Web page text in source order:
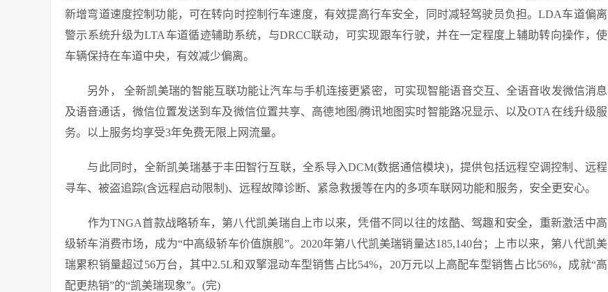
新增弯道速度控制功能，可在转向时控制行车速度，有效提高行车安全，同时减轻驾驶员负担。LDA车道偏离
警示系统升级为LTA车道循迹辅助系统，与DRCC联动，可实现跟车行驶，并在一定程度上辅助转向操作，使
车辆保持在车道中央，有效减少偏离。
另外， 全新凯美瑞的智能互联功能让汽车与手机连接更紧密，可实现智能语音交互、全语音收发微信消息
及语音通话，微信位置发送到车及微信位置共享、高德地图/腾讯地图实时智能路况显示、以及OTA在线升级服
务。以上服务均享受3年免费无限上网流量。
与此同时，全新凯美瑞基于丰田智行互联，全系导入DCM(数据通信模块)，提供包括远程空调控制、远程
寻车、被盗追踪(含远程启动限制)、远程故障诊断、紧急救援等在内的多项车联网功能和服务，安全更安心。
作为TNGA首款战略轿车，第八代凯美瑞自上市以来，凭借不同以往的炫酷、驾趣和安全，重新激活中高
级轿车消费市场，成为“中高级轿车价值旗舰”。2020年第八代凯美瑞销量达185,140台；上市以来，第八代凯美
瑞累积销量超过56万台，其中2.5L和双擎混动车型销售占比54%，20万元以上高配车型销售占比56%，成就“高
配更热销”的“凯美瑞现象”。(完)